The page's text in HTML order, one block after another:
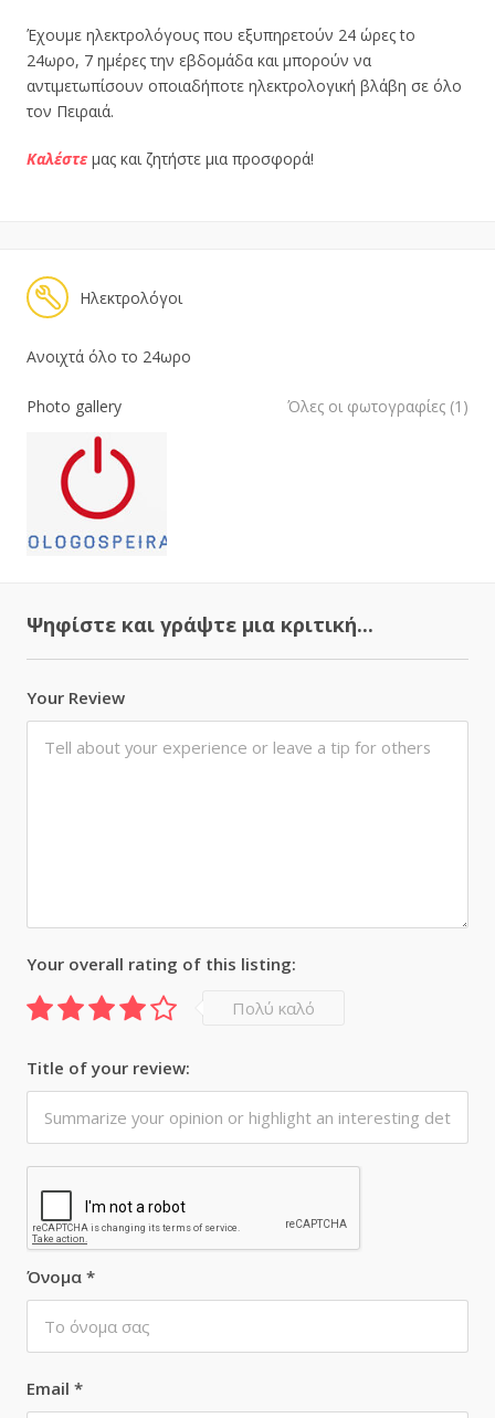
Έχουμε ηλεκτρολόγους που εξυπηρετούν 24 ώρες to
24ωρο, 7 ημέρες την εβδομάδα και μπορούν να
αντιμετωπίσουν οποιαδήποτε ηλεκτρολογική βλάβη σε όλο
τον Πειραιά.
Καλέστε μας και ζητήστε μια προσφορά!
Ηλεκτρολόγοι
Ανοιχτά όλο το 24ωρο
Photo gallery Όλες οι φωτογραφίες (1)
Ψηφίστε και γράψτε μια κριτική...
Your Review
Όνομα *
Email *
Your overall rating of this listing:
Πολύ καλό
Title of your review: